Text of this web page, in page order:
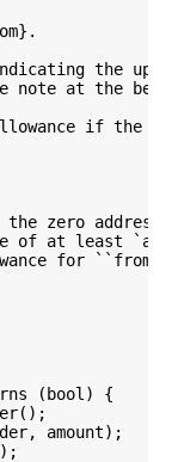
the
note at the
if the
zero address.
of at least
for
(bool) {
amount);